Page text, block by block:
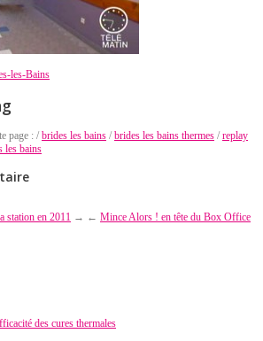
les-Bains
page : / brides les bains / brides les bains thermes / replay
les bains
station en 2011 → ← Mince Alors ! en tête du Box Office
des cures thermales